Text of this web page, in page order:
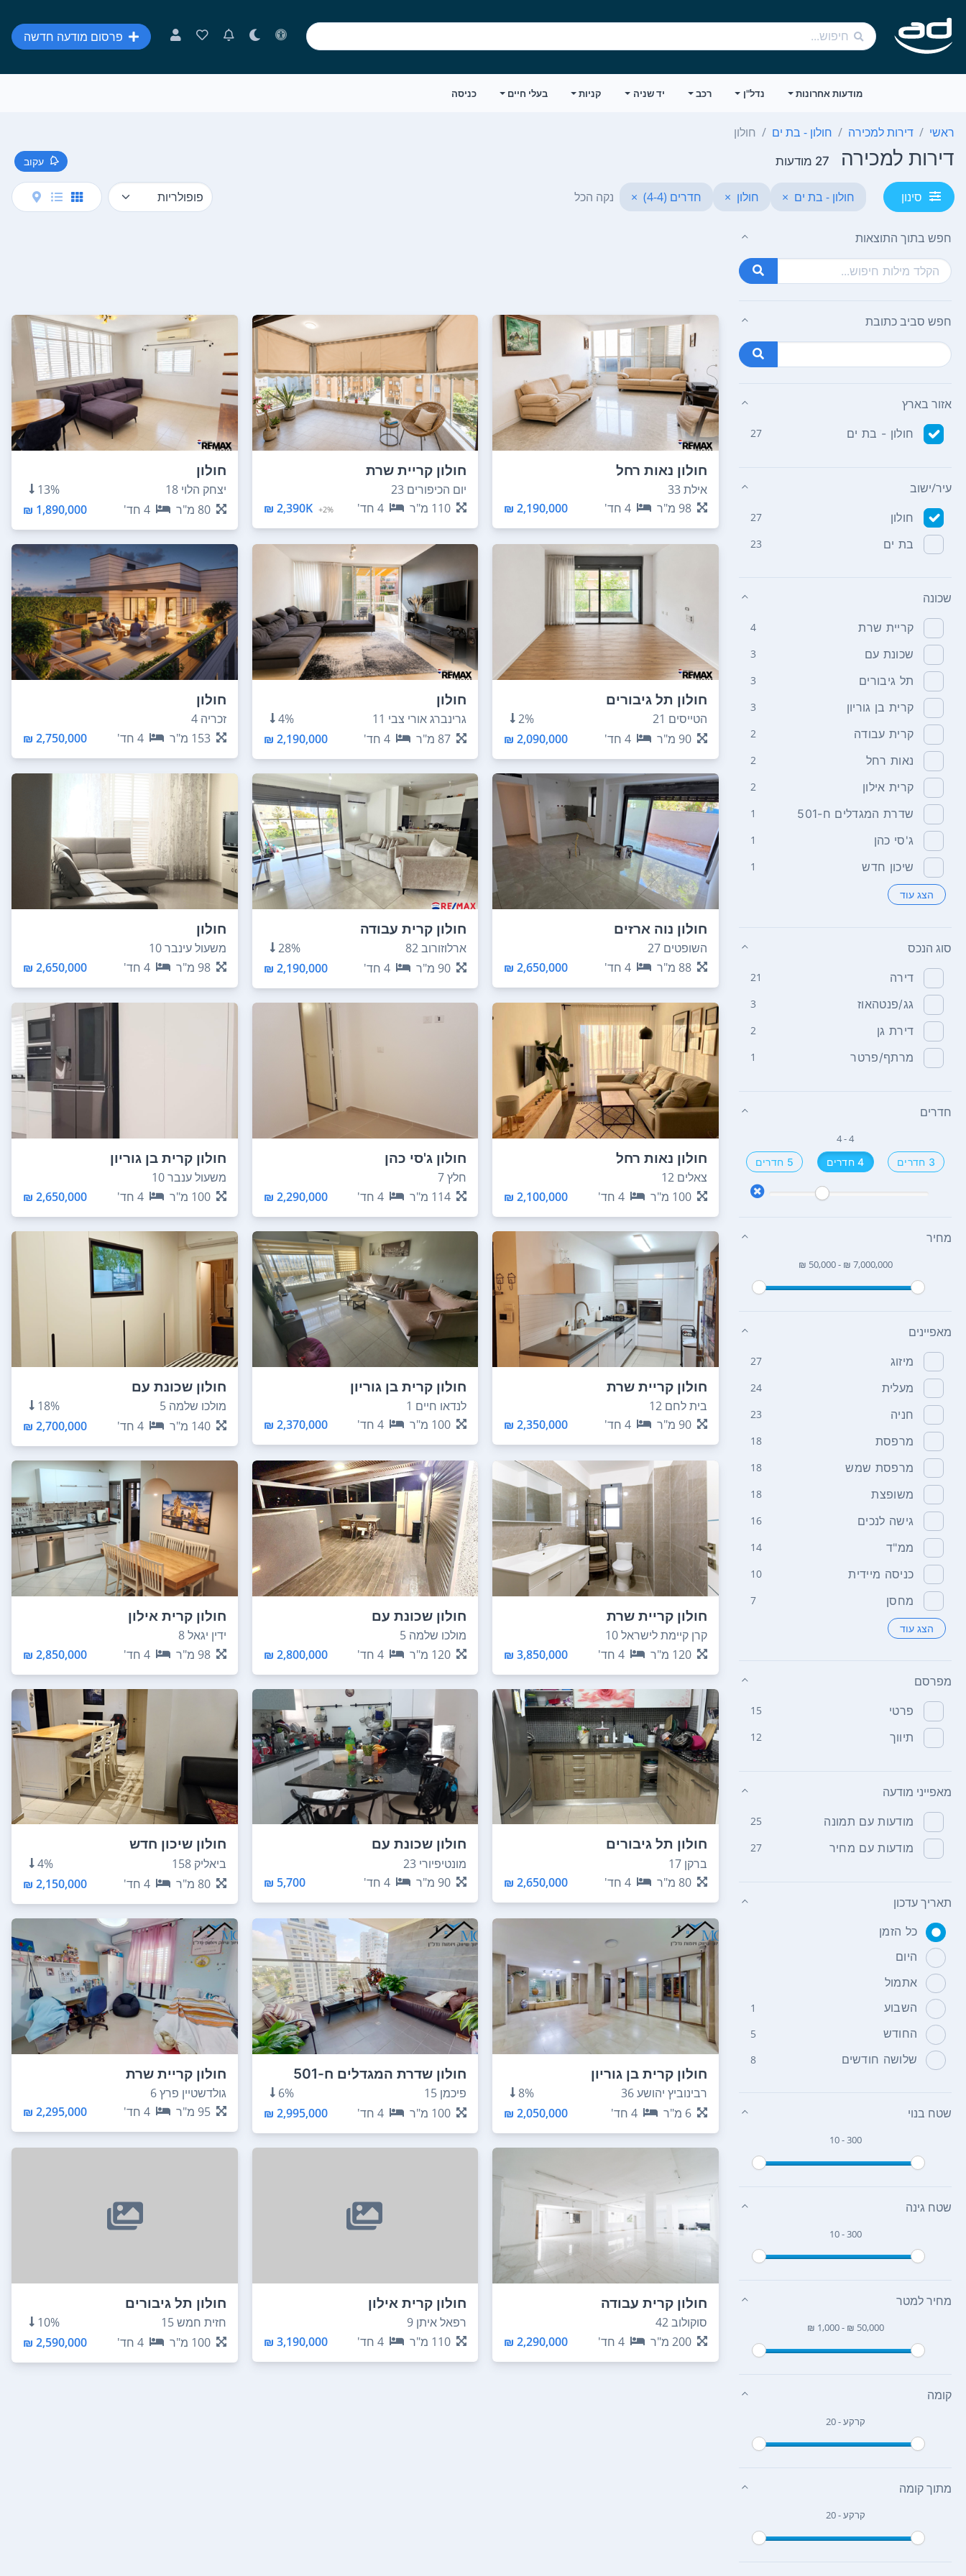
פרסום מודעה חדשה
מודעות אחרונות נדל"ן רכב יד שניה קניות בעלי חיים כניסה
ראשי דירות למכירה חולון - בת ים חולון
דירות למכירה 27 מודעות עקוב
סינון חולון - בת ים × חולון × חדרים (4-4) × נקה הכל
חפש בתוך התוצאות
חפש סביב כתובת
אזור בארץ
חולון - בת ים 27
עיר/ישוב
חולון 27
בת ים 23
שכונה
קריית שרת 4
שכונת עם 3
תל גיבורים 3
קרית בן גוריון 3
קרית עבודה 2
נאות רחל 2
קרית אילון 2
שדרת המגדלים ח-501 1
ג'סי כהן 1
שיכון חדש 1
הצג עוד
סוג הנכס
דירה 21
גג/פנטהאוז 3
דירת גן 2
מרתף/פרטר 1
חדרים
4 - 4
3 חדרים 4 חדרים 5 חדרים
מחיר
₪ 50,000 - ₪ 7,000,000
מאפיינים
מיזוג 27
מעלית 24
חניה 23
מרפסת 18
מרפסת שמש 18
משופצת 18
גישה לנכים 16
ממ"ד 14
כניסה מיידית 10
מחסן 7
הצג עוד
מפרסם
פרטי 15
תיווך 12
מאפייני מודעה
מודעות עם תמונה 25
מודעות עם מחיר 27
תאריך עדכון
כל הזמן
היום
אתמול
השבוע
1
החודש 5
שלושה חודשים 8
שטח בנוי
10 - 300
שטח גינה
10 - 300
מחיר למטר
₪ 1,000 - ₪ 50,000
קומה
קרקע - 20
מתוך קומה
קרקע - 20
חולון נאות רחל
אילת 33
98 מ"ר 4 חד' 2,190,000 ₪
חולון קריית שרת
יום הכיפורים 23
110 מ"ר 4חד' 2%+
2,390K ₪
חולון
יצחק הלוי 18
13%
80 מ"ר 4 חד' 1,890,000 ₪
חולון תל גיבורים
הטייסים 21
2%
90 מ"ר 4 חד' 2,090,000 ₪
חולון
גרינברג אורי צבי 11
4%
87 מ"ר 4חד' 2,190,000 ₪
חולון
זכריה 4
153 מ"ר 4 חד' 2,750,000 ₪
חולון נוה ארזים
השופטים 27
88 מ"ר 4 חד' 2,650,000 ₪
חולון קרית עבודה
ארלוזורוב 82
28%
90 מ"ר 4חד' 2,190,000 ₪
חולון
משעול עינבר 10
98 מ"ר 4 חד' 2,650,000 ₪
חולון נאות רחל
צאלים 12
100 מ"ר 4 חד' 2,100,000 ₪
חולון ג'סי כהן
חלץ 7
114 מ"ר 4חד' 2,290,000 ₪
חולון קרית בן גוריון
משעול ענבר 10
100 מ"ר 4 חד' 2,650,000 ₪
חולון קריית שרת
בית לחם 12
90 מ"ר 4 חד' 2,350,000 ₪
חולון קרית בן גוריון
לנדאו חיים 1
100 מ"ר 4חד' 2,370,000 ₪
חולון שכונת עם
מולכו שלמה 5
18%
140 מ"ר 4 חד' 2,700,000 ₪
חולון קריית שרת
קרן קיימת לישראל 10
120 מ"ר 4 חד' 3,850,000 ₪
חולון שכונת עם
מולכו שלמה 5
120 מ"ר 4חד' 2,800,000 ₪
חולון קרית אילון
ידין יגאל 8
98 מ"ר 4 חד' 2,850,000 ₪
חולון תל גיבורים
ברקן 17
80 מ"ר 4 חד' 2,650,000 ₪
חולון שכונת עם
מונטיפיורי 23
90 מ"ר 4חד' 5,700 ₪
חולון שיכון חדש
ביאליק 158
4%
80 מ"ר 4 חד' 2,150,000 ₪
חולון קרית בן גוריון
רבינוביץ יהושע 36
8%
6 מ"ר 4 חד' 2,050,000 ₪
חולון שדרת המגדלים ח-501
פיכמן 15
6%
100 מ"ר 4חד' 2,995,000 ₪
חולון קריית שרת
גולדשטיין פרץ 6
95 מ"ר 4 חד' 2,295,000 ₪
חולון קרית עבודה
סוקולוב 42
200 מ"ר 4 חד' 2,290,000 ₪
חולון קרית אילון
רפאל איתן 9
110 מ"ר 4חד' 3,190,000 ₪
חולון תל גיבורים
חזית חמש 15
10%
100 מ"ר 4 חד' 2,590,000 ₪